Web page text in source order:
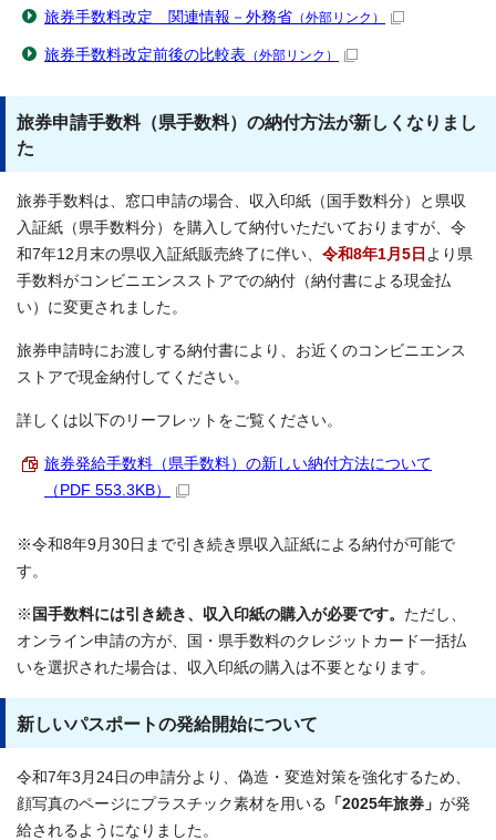
旅券手数料改定 関連情報－外務省 （外部リンク）
旅券手数料改定前後の比較表 （外部リンク）
旅券申請手数料（県手数料）の納付方法が新しくなりまし
た
旅券手数料は、窓口申請の場合、収入印紙（国手数料分）と県収
入証紙（県手数料分）を購入して納付いただいておりますが、令
和7年12月末の県収入証紙販売終了に伴い、 令和8年1月5日 より県
手数料がコンビニエンスストアでの納付（納付書による現金払
い）に変更されました。
旅券申請時にお渡しする納付書により、お近くのコンビニエンス
ストアで現金納付してください。
詳しくは以下のリーフレットをご覧ください。
旅券発給手数料（県手数料）の新しい納付方法について
（PDF 553.3KB）
※令和8年9月30日まで引き続き県収入証紙による納付が可能で
す。
※ 国手数料には引き続き、収入印紙の購入が必要です。 ただし、
オンライン申請の方が、国・県手数料のクレジットカード一括払
いを選択された場合は、収入印紙の購入は不要となります。
新しいパスポートの発給開始について
令和7年3月24日の申請分より、偽造・変造対策を強化するため、
顔写真のページにプラスチック素材を用いる
「2025年旅券」 が発
給されるようになりました。